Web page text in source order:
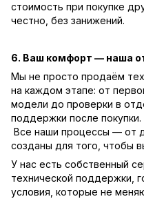
стоимость при покупке
честно, без занижений.
6. Ваш комфорт — наша
Мы не просто продаём
на каждом этапе: от
модели до проверки в
поддержки после покупки.
Все наши процессы — от
созданы для того, чтобы
У нас есть собственный
технической поддержки,
условия, которые не